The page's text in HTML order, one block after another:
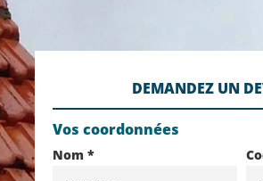
DEMANDEZ UN
Vos coordonnées
Nom *